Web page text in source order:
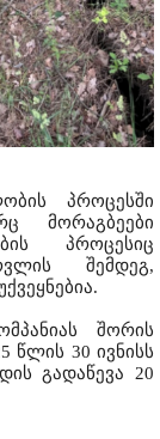
პროცესში
მორაგბეები
პროცესიც
შემდეგ,
შორის
წლის 30 ივნისს
გადაწევა 20